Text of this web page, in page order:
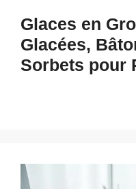
contenu
Glaces en
Glacées,
Sorbets pour